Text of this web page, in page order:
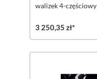
walizek 4-częściowy
3 250,35 zł*